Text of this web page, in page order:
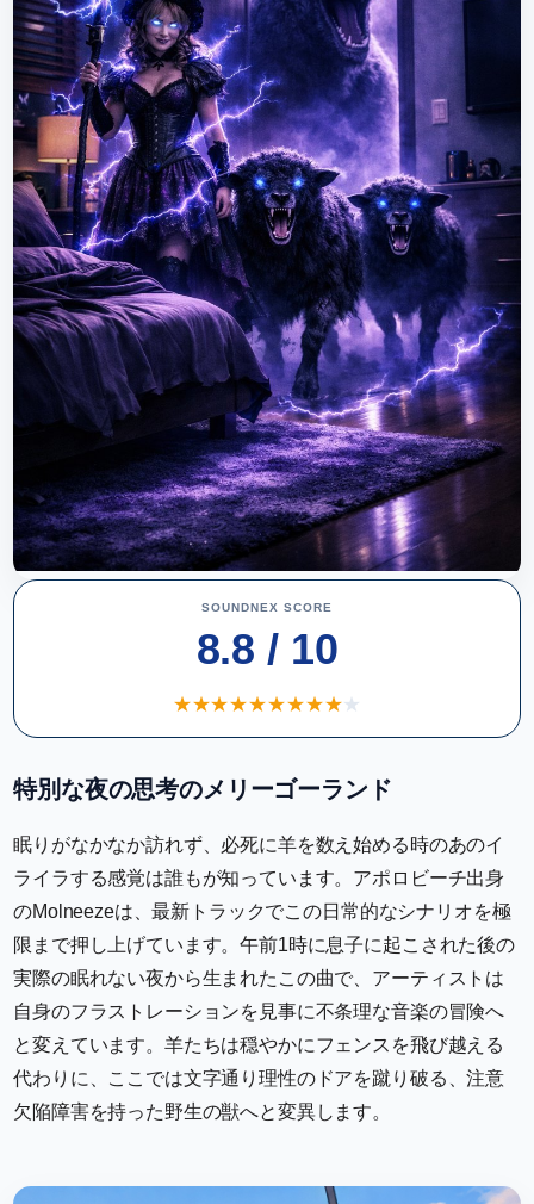
SOUNDNEX SCORE
8.8 / 10
★★★★★★★★★★
特別な夜の思考のメリーゴーランド
眠りがなかなか訪れず、必死に羊を数え始める時のあのイ
ライラする感覚は誰もが知っています。アポロビーチ出身
のMolneezeは、最新トラックでこの日常的なシナリオを極
限まで押し上げています。午前1時に息子に起こされた後の
実際の眠れない夜から生まれたこの曲で、アーティストは
自身のフラストレーションを見事に不条理な音楽の冒険へ
と変えています。羊たちは穏やかにフェンスを飛び越える
代わりに、ここでは文字通り理性のドアを蹴り破る、注意
欠陥障害を持った野生の獣へと変異します。